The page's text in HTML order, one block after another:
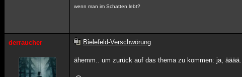
wenn man im Schatten lebt?
derraucher Bielefeld-Verschwörung
ähemm.. um zurück auf das thema zu kommen: ja,